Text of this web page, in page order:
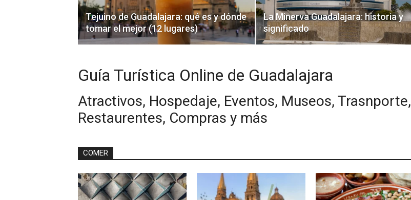
Tejuino de Guadalajara: qué es y dónde
tomar el mejor (12 lugares)
La Minerva Guadalajara: historia y
significado
Guía Turística Online de Guadalajara
Atractivos, Hospedaje, Eventos, Museos, Trasnporte,
Restaurentes, Compras y más
COMER